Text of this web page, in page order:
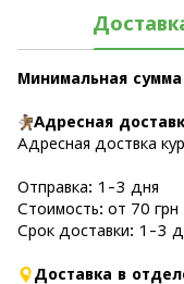
Минимальная сумма
Адресная
Адресная доствка
Отправка: 1-3 дня
Стоимость: от 70 грн
Срок доставки: 1-3
Доставка в